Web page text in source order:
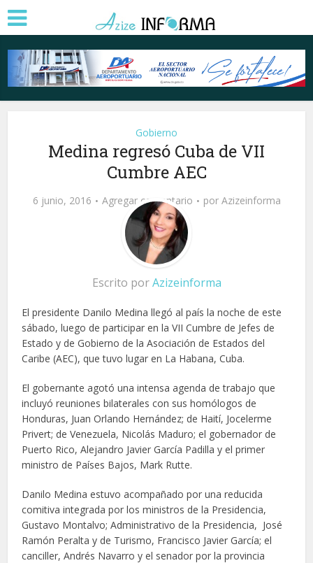
Gobierno
Medina regresó Cuba de VII
Cumbre AEC
6 junio, 2016 Agregar comentario por Azizeinforma
Escrito porAzizeinforma
El presidente Danilo Medina llegó al país la noche de este
sábado, luego de participar en la VII Cumbre de Jefes de
Estado y de Gobierno de la Asociación de Estados del
Caribe (AEC), que tuvo lugar en La Habana, Cuba.
El gobernante agotó una intensa agenda de trabajo que
incluyó reuniones bilaterales con sus homólogos de
Honduras, Juan Orlando Hernández; de Haití, Jocelerme
Privert; de Venezuela, Nicolás Maduro; el gobernador de
Puerto Rico, Alejandro Javier García Padilla y el primer
ministro de Países Bajos, Mark Rutte.
Danilo Medina estuvo acompañado por una reducida
comitiva integrada por los ministros de la Presidencia,
Gustavo Montalvo; Administrativo de la Presidencia, José
Ramón Peralta y de Turismo, Francisco Javier García; el
canciller, Andrés Navarro y el senador por la provincia